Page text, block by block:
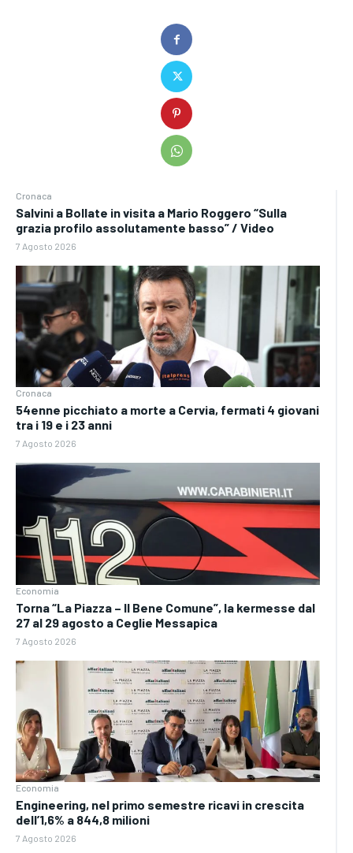
Cronaca
Salvini a Bollate in visita a Mario Roggero “Sulla
grazia profilo assolutamente basso” / Video
7 Agosto 2026
Cronaca
54enne picchiato a morte a Cervia, fermati 4 giovani
tra i 19 e i 23 anni
7 Agosto 2026
Economia
Torna “La Piazza – Il Bene Comune”, la kermesse dal
27 al 29 agosto a Ceglie Messapica
7 Agosto 2026
Economia
Engineering, nel primo semestre ricavi in crescita
dell’1,6% a 844,8 milioni
7 Agosto 2026